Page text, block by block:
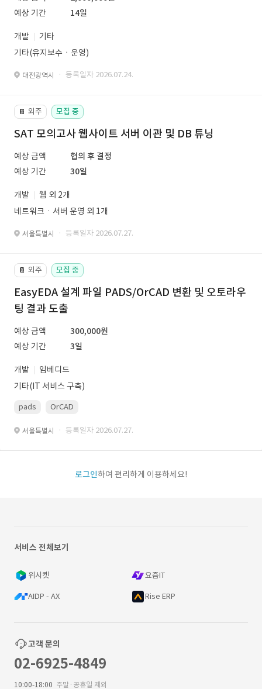
예상 기간
14일
개발
기타
기타(유지보수ㆍ운영)
대전광역시 · 등록일자 2026.07.24.
📔 외주 모집 중
SAT 모의고사 웹사이트 서버 이관 및 DB 튜닝
예상 금액
협의 후 결정
예상 기간
30일
개발
웹 외 2개
네트워크ㆍ서버 운영 외 1개
서울특별시 · 등록일자 2026.07.27.
📔 외주 모집 중
EasyEDA 설계 파일 PADS/OrCAD 변환 및 오토라우
팅 결과 도출
예상 금액
300,000원
예상 기간
3일
개발
임베디드
기타(IT 서비스 구축)
pads OrCAD
서울특별시 · 등록일자 2026.07.27.
로그인하여 편리하게 이용하세요!
서비스 전체보기
위시켓 요즘IT
AIDP - AX Rise ERP
고객 문의
02-6925-4849
10:00-18:00 주말·공휴일 제외